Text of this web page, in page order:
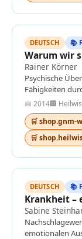
DEUTSCH 📚
Warum wir
Rainer Körner
Psychische
Fähigkeiten
📅 2014🏢
🛒 shop.gnm-
🛒
DEUTSCH 📚
Krankheit –
Sabine
emotionalen